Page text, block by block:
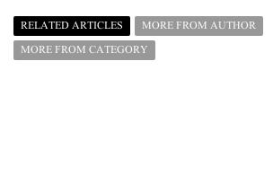
RELATED ARTICLES
MORE FROM AUTHOR
MORE FROM CATEGORY